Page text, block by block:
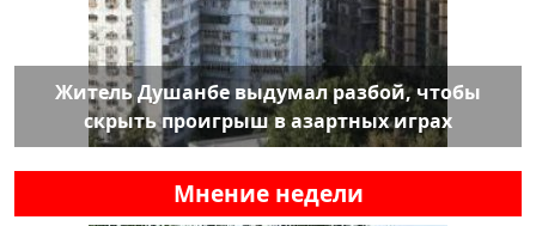
Житель Душанбе выдумал разбой, чтобы
скрыть проигрыш в азартных играх
Мнение недели